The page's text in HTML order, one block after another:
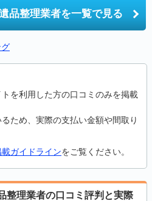
品整理業者を一覧で見る
を利用した方の口コミのみを掲載
ため、実際の支払い金額や間取り
ガイドラインをご覧ください。
整理業者の口コミ評判と実際